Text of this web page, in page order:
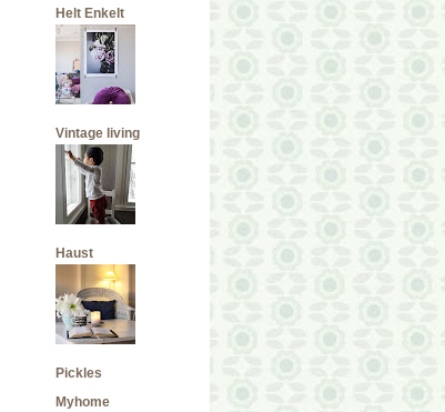
Helt Enkelt
Vintage living
Haust
Pickles
Myhome